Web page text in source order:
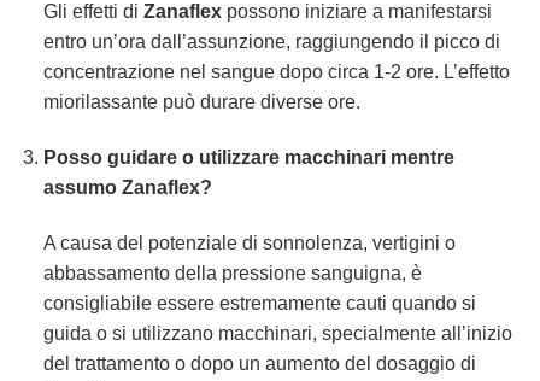
Gli effetti di Zanaflexpossono iniziare a manifestarsi
entro un’ora dall’assunzione, raggiungendo il picco di
concentrazione nel sangue dopo circa 1-2 ore. L’effetto
miorilassante può durare diverse ore.
Posso guidare o utilizzare macchinari mentre
assumo Zanaflex?
A causa del potenziale di sonnolenza, vertigini o
abbassamento della pressione sanguigna, è
consigliabile essere estremamente cauti quando si
guida o si utilizzano macchinari, specialmente all’inizio
del trattamento o dopo un aumento del dosaggio di